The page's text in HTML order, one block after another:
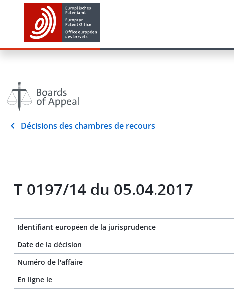
Décisions des chambres de recours
T 0197/14 du 05.04.2017
Identifiant européen de la jurisprudence
Date de la décision
Numéro de l'affaire
En ligne le